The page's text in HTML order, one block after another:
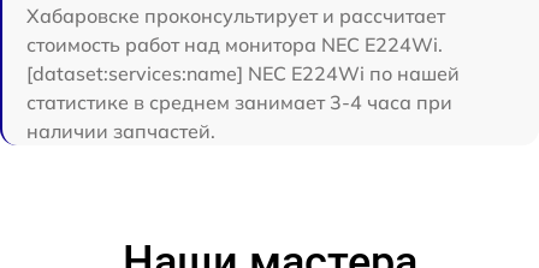
Хабаровске проконсультирует и рассчитает
стоимость работ над монитора NEC E224Wi.
[dataset:services:name] NEC E224Wi по нашей
статистике в среднем занимает 3-4 часа при
наличии запчастей.